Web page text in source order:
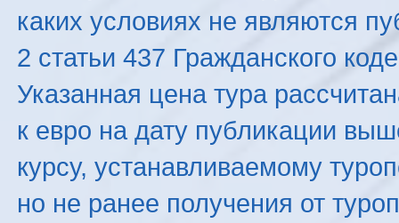
каких условиях не являются
2 статьи 437 Гражданского
Указанная цена тура
к евро на дату публикации
курсу, устанавливаемому
но не ранее получения от